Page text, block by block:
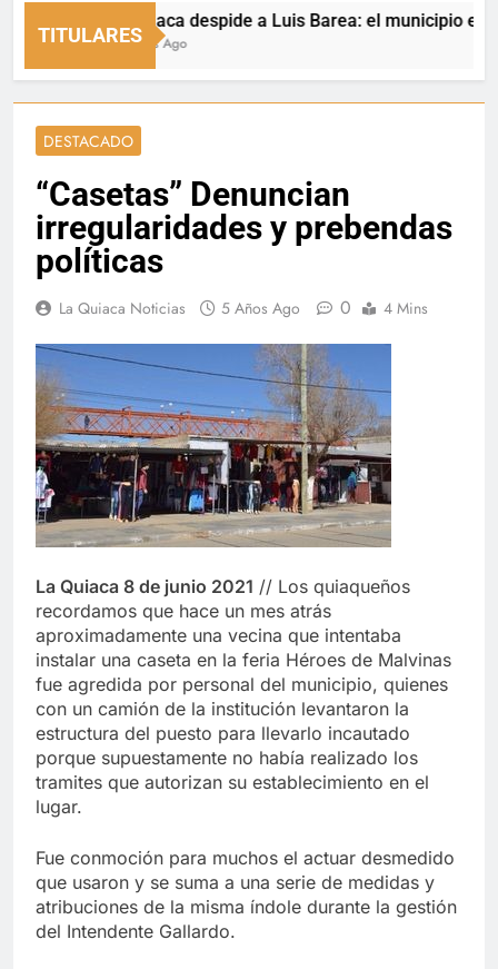
TITULARES
La Quiaca despide a Luis Barea: el municipio
15 Horas Ago
DESTACADO
“Casetas” Denuncian
irregularidades y prebendas
políticas
La Quiaca Noticias 5 Años Ago 0 4 Mins
La Quiaca 8 de junio 2021 // Los quiaqueños
recordamos que hace un mes atrás
aproximadamente una vecina que intentaba
instalar una caseta en la feria Héroes de Malvinas
fue agredida por personal del municipio, quienes
con un camión de la institución levantaron la
estructura del puesto para llevarlo incautado
porque supuestamente no había realizado los
tramites que autorizan su establecimiento en el
lugar.
Fue conmoción para muchos el actuar desmedido
que usaron y se suma a una serie de medidas y
atribuciones de la misma índole durante la gestión
del Intendente Gallardo.